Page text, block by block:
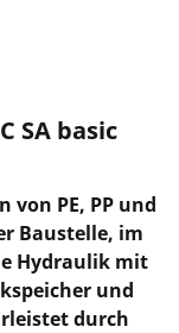
SA basic
von PE, PP und
Baustelle, im
Hydraulik mit
und
durch